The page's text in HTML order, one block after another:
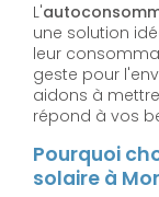
L'
une solution
leur
geste pour
aidons à
répond à vos
Pourquoi
solaire à